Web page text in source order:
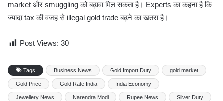
market और smuggling को बढ़ावा मिल सकता है। Experts का कहना है कि
ज्यादा tax की वजह से illegal gold trade बढ़ने का खतरा है।
Post Views: 30
Tags Business News Gold Import Duty gold market
Gold Price Gold Rate India India Economy
Jewellery News Narendra Modi Rupee News Silver Duty